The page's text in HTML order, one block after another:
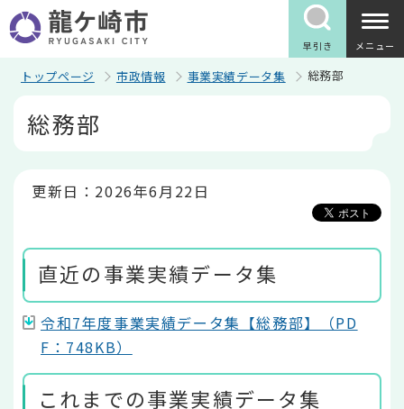
の
ペ
早引き メニュー
トップページ 市政情報 事業実績データ集 総務部
総務部
更新日：2026年6月22日
直近の事業実績データ集
令和7年度事業実績データ集【総務部】（PD
F：748KB）
これまでの事業実績データ集